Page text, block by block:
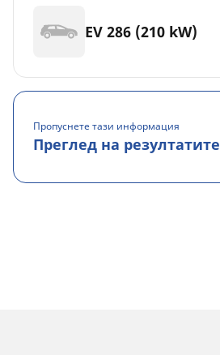
EV 286 (210 kW)
Пропуснете тази информация
Преглед на резултатите